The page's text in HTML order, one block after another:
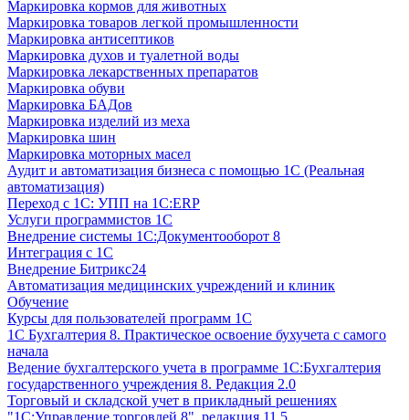
Маркировка кормов для животных
Маркировка товаров легкой промышленности
Маркировка антисептиков
Маркировка духов и туалетной воды
Маркировка лекарственных препаратов
Маркировка обуви
Маркировка БАДов
Маркировка изделий из меха
Маркировка шин
Маркировка моторных масел
Аудит и автоматизация бизнеса с помощью 1С (Реальная
автоматизация)
Переход с 1С: УПП на 1С:ERP
Услуги программистов 1С
Внедрение системы 1С:Документооборот 8
Интеграция с 1С
Внедрение Битрикс24
Автоматизация медицинских учреждений и клиник
Обучение
Курсы для пользователей программ 1С
1С Бухгалтерия 8. Практическое освоение бухучета с самого
начала
Ведение бухгалтерского учета в программе 1С:Бухгалтерия
государственного учреждения 8. Редакция 2.0
Торговый и складской учет в прикладный решениях
"1С:Управление торговлей 8", редакция 11.5